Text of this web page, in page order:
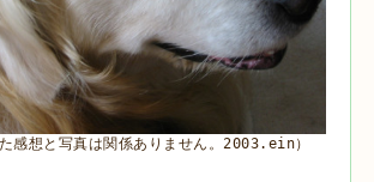
感想と写真は関係ありません。2003.ein）